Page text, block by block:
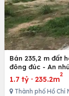
Bán 235,2 m đất
đông đúc - An
1.7 tỷ · 235.2m
2
Thành phố Hồ Chí